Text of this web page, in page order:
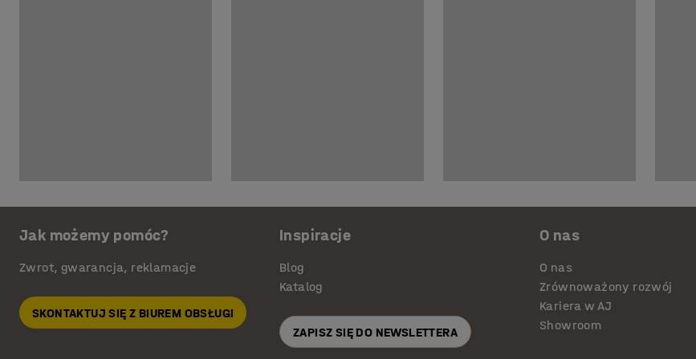
Jak możemy pomóc?
Zwrot, gwarancja, reklamacje
SKONTAKTUJ SIĘ Z BIUREM OBSŁUGI
Inspiracje
Blog
Katalog
ZAPISZ SIĘ DO NEWSLETTERA
O nas
O nas
Zrównoważony rozwój
Kariera w AJ
Showroom